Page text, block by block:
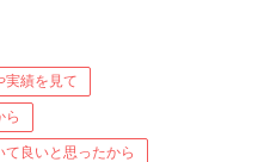
実績を見て
ら
良いと思ったから